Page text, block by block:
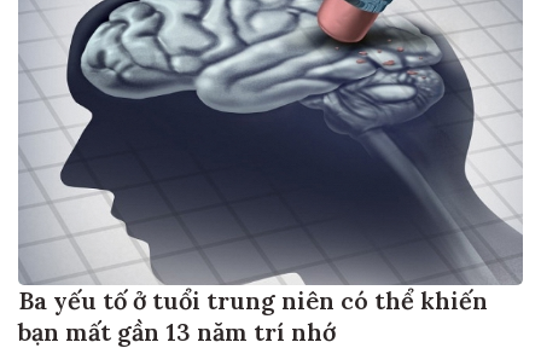
Ba yếu tố ở tuổi trung niên có thể khiến
bạn mất gần 13 năm trí nhớ